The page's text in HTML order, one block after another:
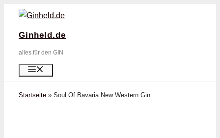
Zum
springen
Ginheld.de
alles für den GIN
Startseite » Soul Of Bavaria New Western Gin